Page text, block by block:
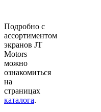
Подробно с
ассортиментом
экранов JT
Motors
можно
ознакомиться
на
страницах
каталога.